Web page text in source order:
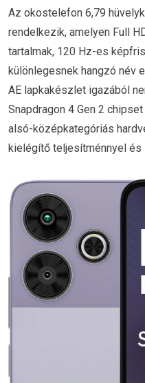
Az okostelefon 6,79
rendelkezik, amelyen Full
tartalmak, 120 Hz-es
különlegesnek hangzó név
AE lapkakészlet igazából
Snapdragon 4 Gen 2
alsó-középkategóriás
kielégítő teljesítménnyel és